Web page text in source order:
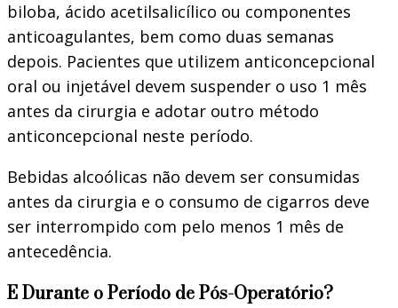
biloba, ácido acetilsalicílico ou componentes
anticoagulantes, bem como duas semanas
depois. Pacientes que utilizem anticoncepcional
oral ou injetável devem suspender o uso 1 mês
antes da cirurgia e adotar outro método
anticoncepcional neste período.
Bebidas alcoólicas não devem ser consumidas
antes da cirurgia e o consumo de cigarros deve
ser interrompido com pelo menos 1 mês de
antecedência.
E Durante o Período de Pós-Operatório?